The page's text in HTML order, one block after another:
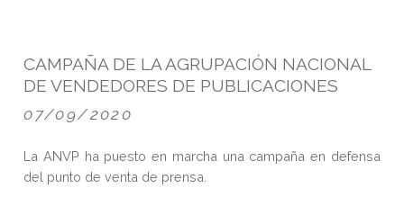
07/09/2020
CAMPAÑA DE LA AGRUPACIÓN NACIONAL
DE VENDEDORES DE PUBLICACIONES
La ANVP ha puesto en marcha una campaña en defensa
del punto de venta de prensa.